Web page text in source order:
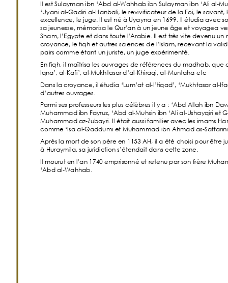
Il est Sulayman ibn ‘Abd al-Wahhab ibn Sulayman ibn ‘Ali al-
‘Uyani al-Qadiri al-Hanbali, le revivificateur de la Foi, le savant,
excellence, le juge. Il est né à Uyayna en 1699. Il étudia avec
sa jeunesse, mémorisa le Qur’an à un jeune âge et voyagea
Sham, l’Egypte et dans toute l’Arabie. I est très vite devenu un
croyance, le fiqh et autres sciences de l’Islam, recevant la
pairs comme étant un juriste, un juge expérimenté.
En fiqh, il maîtrisa les ouvrages de références du madhab, que
Iqna’, al-Kafi’, al -Mukhtasar d’al-Khiraqi, al -Muntaha etc
Dans la croyance, il étudia ‘Lum’at al- I’tiqad’, ‘Mukhtasar al-
d’autres ouvrages.
Parmi ses professeurs les plus célèbres il y a : ‘Abd Allah ibn
Muhammad ibn Fayruz, ‘Abd al-Muhsin ibn ‘Ali al -Ushayqiri et
Muhammad az-Zubayri. Il était aussi familier avec les imams
comme ‘Isa al-Qaddumi et Muhammad ibn Ahmad as-
Après la mort de son père en 1153 AH, il a été choisi pour être
à Huraymila, sa juridiction s’étendait dans cette zone.
Il mourut en l’an 1740 emprisonné et retenu par son frère Muh
‘Abd al-Wahhab.